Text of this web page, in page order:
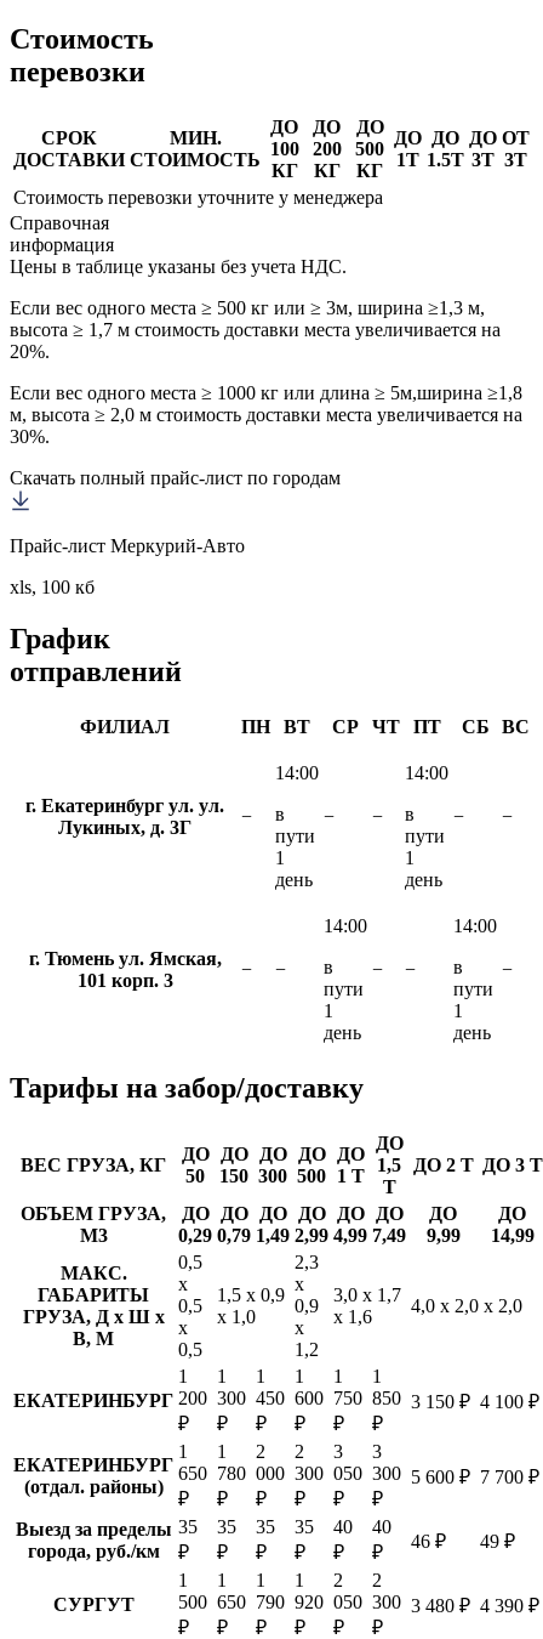
Стоимость
перевозки
СРОК
ДОСТАВКИ
МИН.
СТОИМОСТЬ
ДО
100
КГ
ДО
200
КГ
ДО
500
КГ
ДО
1Т
ДО
1.5Т
ДО
3Т
ОТ
3Т
Стоимость перевозки уточните у менеджера
Справочная
информация
Цены в таблице указаны без учета НДС.
Если вес одного места ≥ 500 кг или ≥ 3м, ширина ≥1,3 м,
высота ≥ 1,7 м стоимость доставки места увеличивается на
20%.
Если вес одного места ≥ 1000 кг или длина ≥ 5м,ширина ≥1,8
м, высота ≥ 2,0 м стоимость доставки места увеличивается на
30%.
Скачать полный прайс-лист по городам
Прайс-лист Меркурий-Авто
xls, 100 кб
График
отправлений
ФИЛИАЛ ПН ВТ СР ЧТ ПТ СБ ВС
г. Екатеринбург ул. ул.
Лукиных, д. 3Г
−
14:00
в
пути
1
день
− −
14:00
в
пути
1
день
− −
г. Тюмень ул. Ямская,
101 корп. 3
− −
14:00
в
пути
1
день
− −
14:00
в
пути
1
день
−
Тарифы на забор/доставку
ВЕС ГРУЗА, КГ
ДО
50
ДО
150
ДО
300
ДО
500
ДО
1 Т
ДО
1,5
Т
ДО 2 Т ДО 3 Т
ОБЪЕМ ГРУЗА,
М3
ДО
0,29
ДО
0,79
ДО
1,49
ДО
2,99
ДО
4,99
ДО
7,49
ДО
9,99
ДО
14,99
МАКС.
ГАБАРИТЫ
ГРУЗА, Д х Ш х
В, М
0,5
х
0,5
х
0,5
1,5 х 0,9
х 1,0
2,3
х
0,9
х
1,2
3,0 х 1,7
х 1,6
4,0 х 2,0 х 2,0
ЕКАТЕРИНБУРГ
1
200
₽
1
300
₽
1
450
₽
1
600
₽
1
750
₽
1
850
₽
3 150 ₽ 4 100 ₽
ЕКАТЕРИНБУРГ
(отдал. районы)
1
650
₽
1
780
₽
2
000
₽
2
300
₽
3
050
₽
3
300
₽
5 600 ₽ 7 700 ₽
Выезд за пределы
города, руб./км
35
₽
35
₽
35
₽
35
₽
40
₽
40
₽
46 ₽ 49 ₽
СУРГУТ
1
500
₽
1
650
₽
1
790
₽
1
920
₽
2
050
₽
2
300
₽
3 480 ₽ 4 390 ₽